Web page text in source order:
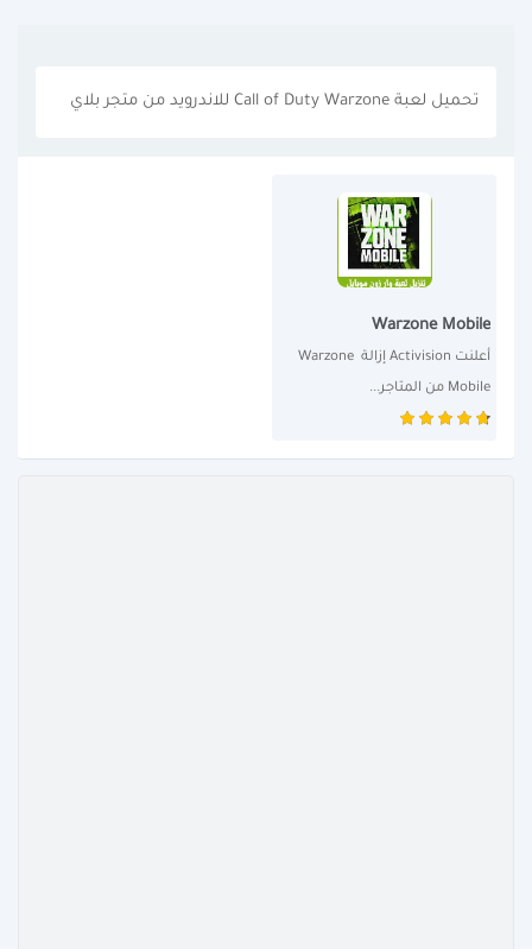
تحميل لعبة Call of Duty Warzone للاندرويد من متجر بلاي
Warzone Mobile
أعلنت Activision إزالة Warzone
Mobile من المتاجر...